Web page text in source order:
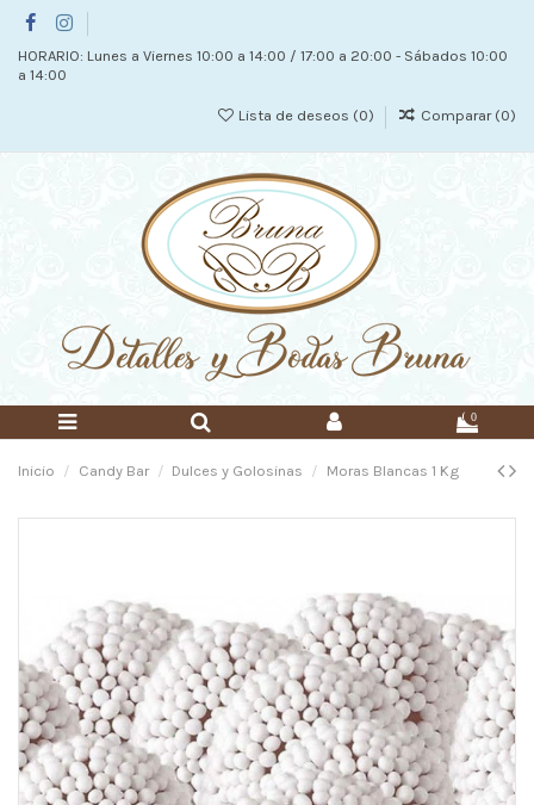
HORARIO: Lunes a Viernes 10:00 a 14:00 / 17:00 a 20:00 - Sábados 10:00
a 14:00
Lista de deseos (0) Comparar (0)
0
Inicio Candy Bar Dulces y Golosinas Moras Blancas 1 Kg